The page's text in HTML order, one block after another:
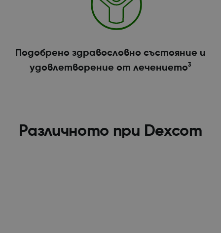
Подобрено здравословно състояние и
удовлетворение от лечението3
Различното при Dexcom